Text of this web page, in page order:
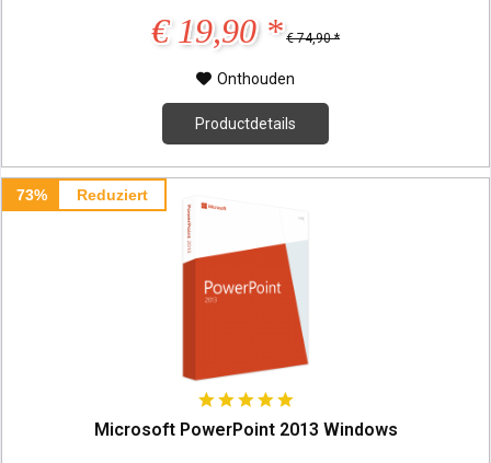
€ 19,90 * € 74,90 *
Onthouden
Productdetails
73% Reduziert
Microsoft PowerPoint 2013 Windows